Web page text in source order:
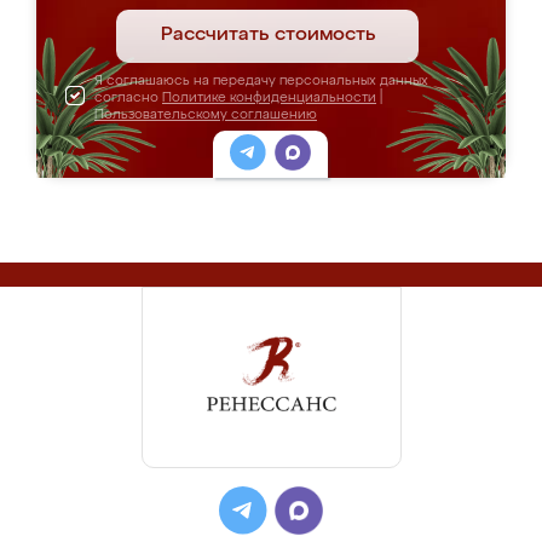
Рассчитать стоимость
Я соглашаюсь на передачу персональных данных
согласно Политике конфиденциальности
Пользовательскому соглашению